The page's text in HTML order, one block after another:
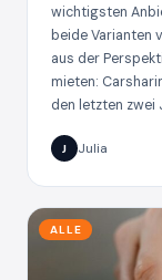
wichtigsten
beide Varianten
aus der
mieten:
den letzten zwei
J Julia
ALLE